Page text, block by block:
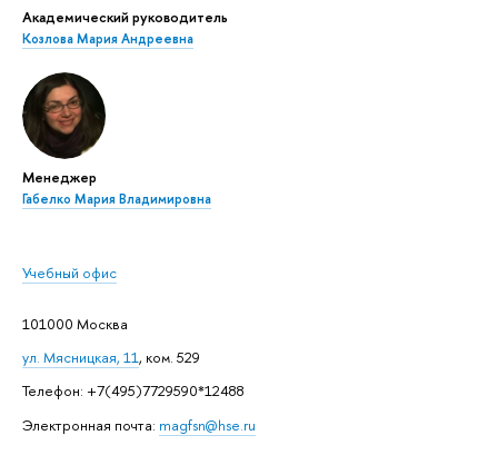
Академический руководитель
Козлова Мария Андреевна
Менеджер
Габелко Мария Владимировна
Учебный офис
101000 Москва
ул. Мясницкая, 11, ком. 529
Телефон: +7(495)7729590*12488
Электронная почта: magfsn@hse.ru